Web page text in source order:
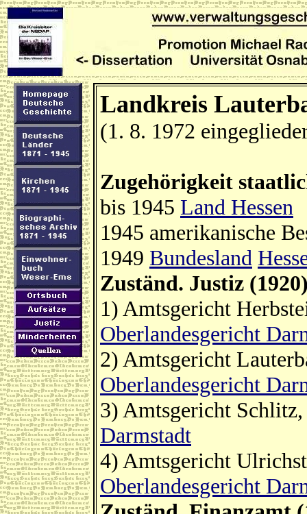
Landkreis
(1. 8. 1972
Zugehörigkeit
bis 1945 Land Hessen
1945 amerikanische
1949 Bundesland
Zuständ. Justiz
1) Amtsgericht
Oberlandesgericht
2) Amtsgericht
Oberlandesgericht
3) Amtsgericht
Darmstadt
4) Amtsgericht
Oberlandesgericht